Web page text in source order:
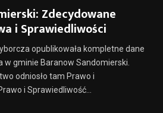
Zdecydowane
i Sprawiedliwości
opublikowała kompletne dane
w gminie Baranow Sandomierski.
odniosło tam Prawo i
i Sprawiedliwość...